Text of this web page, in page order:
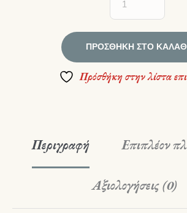
ΠΡΟΣΘΉΚΗ ΣΤΟ
Πρόσθήκη στην λίστα
Περιγραφή Επιπλέον
Αξιολογήσεις (0)